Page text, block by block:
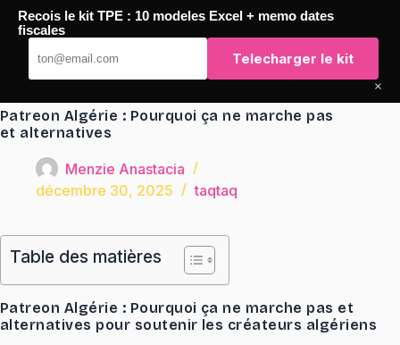
Passer
contenu
TaqTaq
Patreon Algérie : Pourquoi ça ne marche pas
et alternatives
Menzie Anastacia
décembre 30, 2025
taqtaq
Table des matières
Patreon Algérie : Pourquoi ça ne marche pas et
alternatives pour soutenir les créateurs algériens
Recois le kit TPE : 10 modeles Excel + memo dates
fiscales
Telecharger le kit
×